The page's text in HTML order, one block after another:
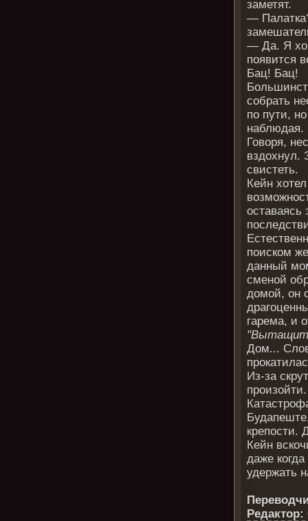
заметят.
—
— Да. Я
появится
Бац! Бац!
собрать
по пути,
наблюдая.
Говоря,
вздохнул.
свистеть.
Кейн
поиском
данный
сменой
домой, он
гарема, и
Дом...
Из-за
крепости.
Кейн
даже
удержать
Редактор: